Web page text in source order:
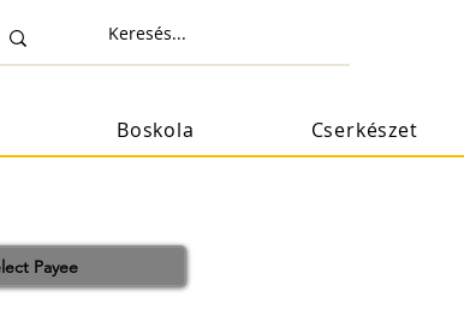
Boskola Cserkészet